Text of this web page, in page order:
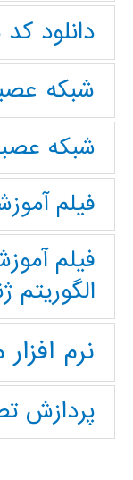
دانلود
شبکه
شبکه
فیلم
فیلم
الگوریتم
نرم
پردازش